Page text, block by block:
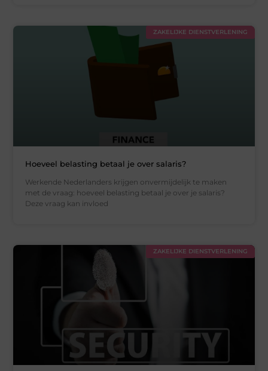
ZAKELIJKE DIENSTVERLENING
Hoeveel belasting betaal je over salaris?
Werkende Nederlanders krijgen onvermijdelijk te maken
met de vraag: hoeveel belasting betaal je over je salaris?
Deze vraag kan invloed
ZAKELIJKE DIENSTVERLENING